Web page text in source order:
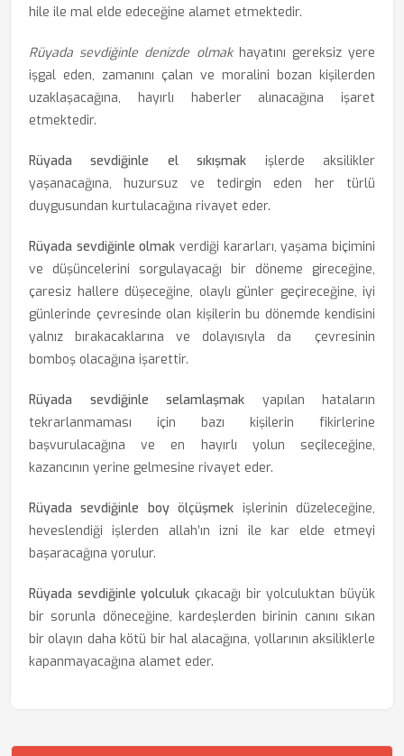
hile ile mal elde edeceğine alamet etmektedir.
Rüyada sevdiğinle denizde olmakhayatını gereksiz yere
işgal eden, zamanını çalan ve moralini bozan kişilerden
uzaklaşacağına, hayırlı haberler alınacağına işaret
etmektedir.
Rüyada sevdiğinle el sıkışmak işlerde aksilikler
yaşanacağına, huzursuz ve tedirgin eden her türlü
duygusundan kurtulacağına rivayet eder.
Rüyada sevdiğinle olmak verdiği kararları, yaşama biçimini
ve düşüncelerini sorgulayacağı bir döneme gireceğine,
çaresiz hallere düşeceğine, olaylı günler geçireceğine, iyi
günlerinde çevresinde olan kişilerin bu dönemde kendisini
yalnız bırakacaklarına ve dolayısıyla da çevresinin
bomboş olacağına işarettir.
Rüyada sevdiğinle selamlaşmak yapılan hataların
tekrarlanmaması için bazı kişilerin fikirlerine
başvurulacağına ve en hayırlı yolun seçileceğine,
kazancının yerine gelmesine rivayet eder.
Rüyada sevdiğinle boy ölçüşmek işlerinin düzeleceğine,
heveslendiği işlerden allah’ın izni ile kar elde etmeyi
başaracağına yorulur.
Rüyada sevdiğinle yolculuk çıkacağı bir yolculuktan büyük
bir sorunla döneceğine, kardeşlerden birinin canını sıkan
bir olayın daha kötü bir hal alacağına, yollarının aksiliklerle
kapanmayacağına alamet eder.